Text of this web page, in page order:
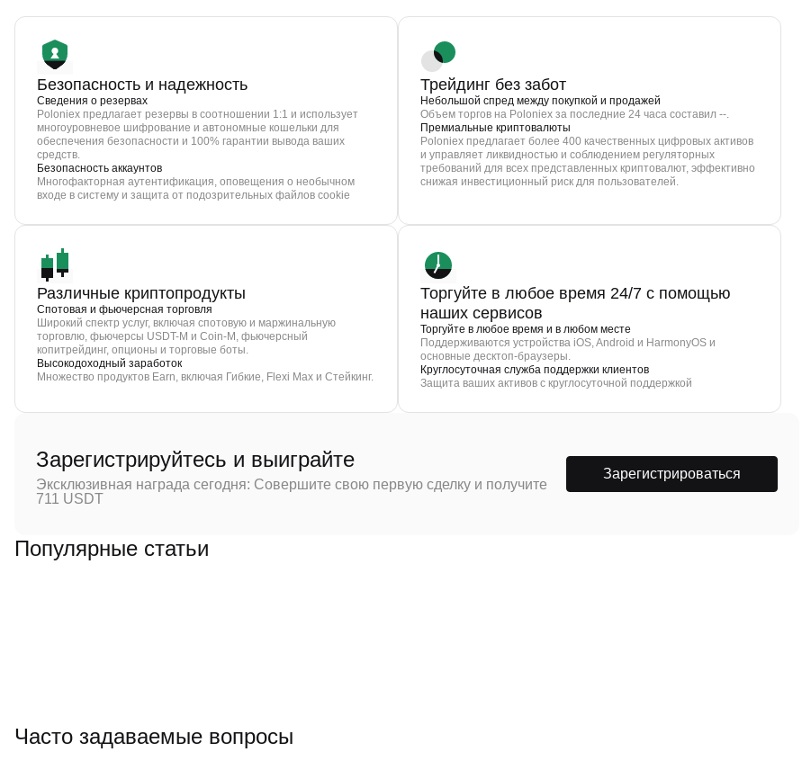
Безопасность и надежность
Сведения о резервах
Poloniex предлагает резервы в соотношении 1:1 и использует
многоуровневое шифрование и автономные кошельки для
обеспечения безопасности и 100% гарантии вывода ваших
средств.
Безопасность аккаунтов
Многофакторная аутентификация, оповещения о необычном
входе в систему и защита от подозрительных файлов cookie
Трейдинг без забот
Небольшой спред между покупкой и продажей
Объем торгов на Poloniex за последние 24 часа составил --.
Премиальные криптовалюты
Poloniex предлагает более 400 качественных цифровых активов
и управляет ликвидностью и соблюдением регуляторных
требований для всех представленных криптовалют, эффективно
снижая инвестиционный риск для пользователей.
Различные криптопродукты
Спотовая и фьючерсная торговля
Широкий спектр услуг, включая спотовую и маржинальную
торговлю, фьючерсы USDT-M и Coin-M, фьючерсный
копитрейдинг, опционы и торговые боты.
Высокодоходный заработок
Множество продуктов Earn, включая Гибкие, Flexi Max и Стейкинг.
Торгуйте в любое время 24/7 с помощью
наших сервисов
Торгуйте в любое время и в любом месте
Поддерживаются устройства iOS, Android и HarmonyOS и
основные десктоп-браузеры.
Круглосуточная служба поддержки клиентов
Защита ваших активов с круглосуточной поддержкой
Зарегистрируйтесь и выиграйте
Эксклюзивная награда сегодня: Совершите свою первую сделку и получите
711 USDT
Зарегистрироваться
Популярные статьи
Часто задаваемые вопросы